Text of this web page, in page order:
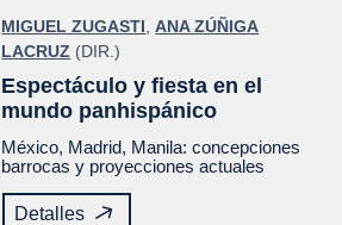
MIGUEL ZUGASTI ,ANA ZÚÑIGA
LACRUZ (DIR.)
Espectáculo y fiesta en el
mundo panhispánico
México, Madrid, Manila: concepciones
barrocas y proyecciones actuales
Detalles